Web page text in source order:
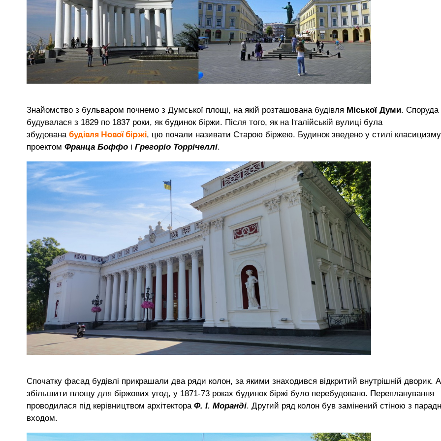
Знайомство з бульваром почнемо з Думської площі, на якій розташована будівля Міської Думи. Споруда
будувалася з 1829 по 1837 роки, як будинок біржи. Після того, як на Італійській вулиці була
збудована будівля Нової біржі, цю почали називати Старою біржею. Будинок зведено у стилі
проектом Франца Боффо і Грегоріо Торрічеллі.
Спочатку фасад будівлі прикрашали два ряди колон, за якими знаходився відкритий внутрішній дворик.
збільшити площу для біржових угод, у 1871-73 роках будинок біржі було перебудовано. Перепланування
проводилася під керівництвом архітектора Ф. І. Моранді. Другий ряд колон був замінений стіною з
входом.